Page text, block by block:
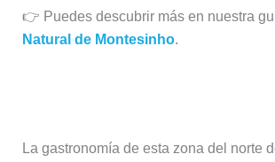
👉 Puedes descubrir más en nuestra
Natural de Montesinho.
La gastronomía de esta zona del norte